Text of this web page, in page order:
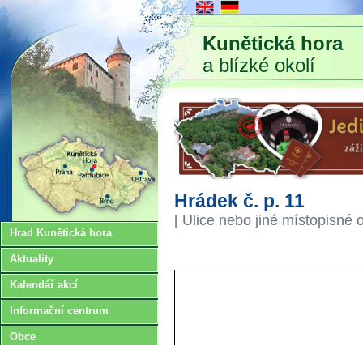
Kunětická hora
a blízké okolí
Hrad Kunětická hora
Aktuality
Kalendář akcí
Informační centrum
Obce
Hrádek č. p. 11
[ Ulice nebo jiné místopisné